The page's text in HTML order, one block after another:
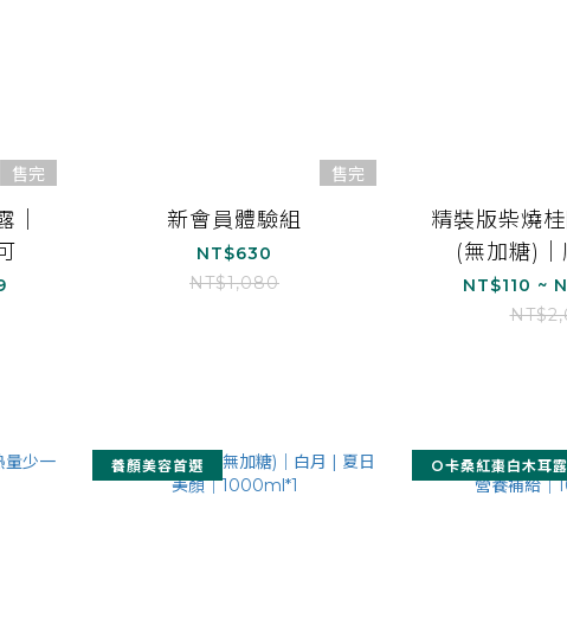
售完 售完
新會員體驗組
NT$630
NT$1,080
精裝版柴燒
(無加糖)
NT$110 ~
養顏美容首選 O卡桑紅棗白木耳露